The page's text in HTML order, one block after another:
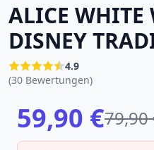
ALICE WHITE
DISNEY
4.9
(30 Bewertungen)
59,90 €79,90